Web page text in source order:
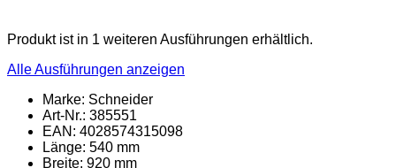
Produkt ist in 1 weiteren Ausführungen erhältlich.
Alle Ausführungen anzeigen
Marke: Schneider
Art-Nr.: 385551
EAN: 4028574315098
Länge: 540 mm
Breite: 920 mm